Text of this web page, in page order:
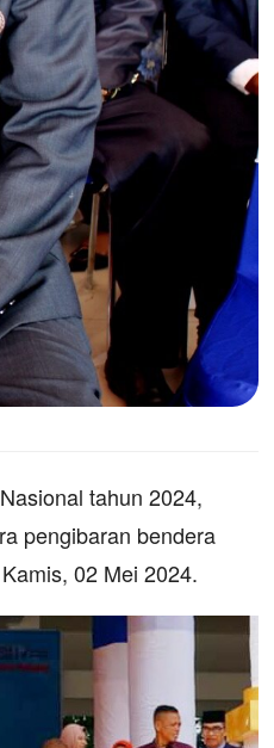
tahun 2024,
pengibaran bendera
02 Mei 2024.